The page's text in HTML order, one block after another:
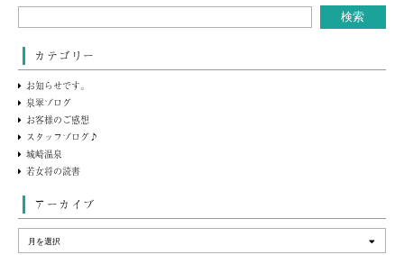
カテゴリー
お知らせです。
泉翠ブログ
お客様のご感想
スタッフブログ♪
城崎温泉
若女将の読書
アーカイブ